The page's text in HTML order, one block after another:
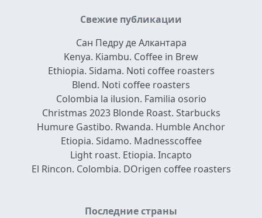
Свежие публикации
Сан Педру де Алкантара
Kenya. Kiambu. Coffee in Brew
Ethiopia. Sidama. Noti coffee roasters
Blend. Noti coffee roasters
Colombia la ilusion. Familia osorio
Christmas 2023 Blonde Roast. Starbucks
Humure Gastibo. Rwanda. Humble Anchor
Etiopia. Sidamo. Madnesscoffee
Light roast. Etiopia. Incapto
El Rincon. Colombia. DOrigen coffee roasters
Последние страны